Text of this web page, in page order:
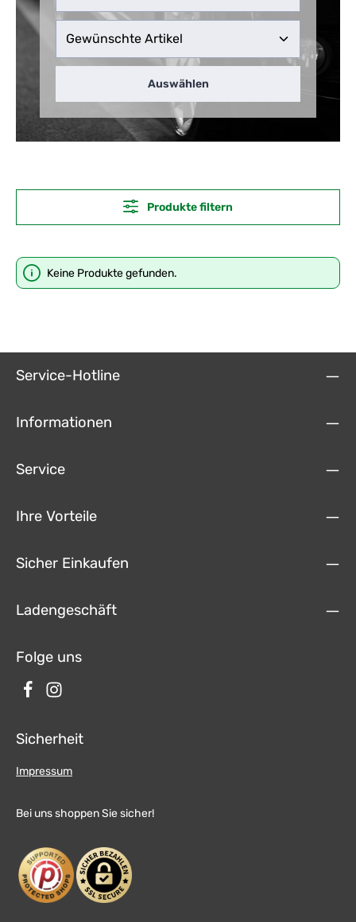
Auswählen
Produkte filtern
Keine Produkte gefunden.
Service-Hotline
Informationen
Service
Ihre Vorteile
Sicher Einkaufen
Ladengeschäft
Folge uns
Sicherheit
Impressum
Bei uns shoppen Sie sicher!